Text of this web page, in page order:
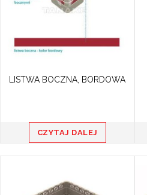
LISTWA BOCZNA, BORDOWA
CZYTAJ DALEJ